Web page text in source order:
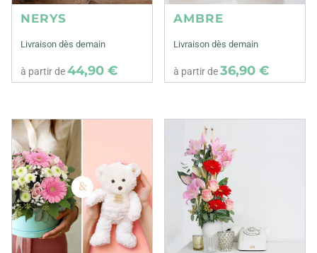
NERYS
Livraison dès demain
à partir de44,90 €
AMBRE
Livraison dès demain
à partir de36,90 €